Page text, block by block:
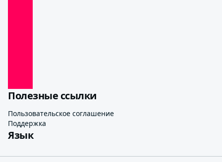
Полезные ссылки
Пользовательское соглашение
Поддержка
Язык